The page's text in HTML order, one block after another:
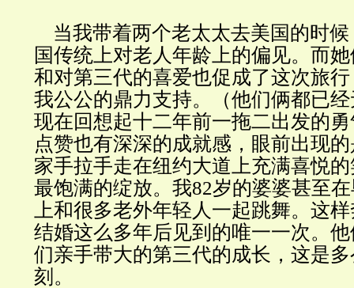
当我带着两个老太太去美国的时候
国传统上对老人年龄上的偏见。而
和对第三代的喜爱也促成了这次旅
我公公的鼎力支持。（他们俩都已
现在回想起十二年前一拖二出发的
点赞也有深深的成就感，眼前出现
家手拉手走在纽约大道上充满喜悦
最饱满的绽放。我82岁的婆婆甚至
上和很多老外年轻人一起跳舞。这
结婚这么多年后见到的唯一一次。
们亲手带大的第三代的成长，这是
刻。